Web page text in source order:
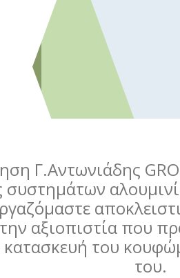
Γ.Αντωνιάδης
συστημάτων
αξιοπιστία που
του
του.